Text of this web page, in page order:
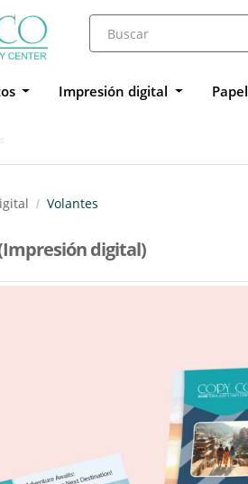
Impresión digital
Volantes
digital)